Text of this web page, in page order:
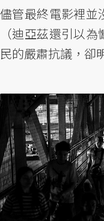
儘管最終電影裡並
（迪亞茲還引以
民的嚴肅抗議，卻